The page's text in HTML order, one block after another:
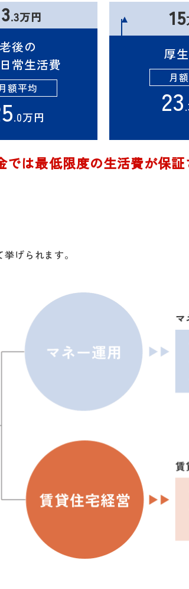
.3万円
老後の
常生活費
額平均
.0万円
15
厚
月
23
では最低限度の生活費が保
げられます。